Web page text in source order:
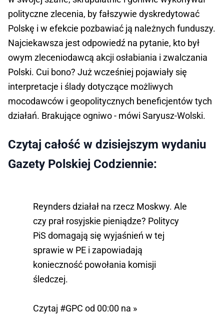
polityczne zlecenia, by fałszywie dyskredytować
Polskę i w efekcie pozbawiać ją należnych funduszy.
Najciekawsza jest odpowiedź na pytanie, kto był
owym zleceniodawcą akcji osłabiania i zwalczania
Polski. Cui bono? Już wcześniej pojawiały się
interpretacje i ślady dotyczące możliwych
mocodawców i geopolitycznych beneficjentów tych
działań. Brakujące ogniwo - mówi Saryusz-Wolski.
Czytaj całość w dzisiejszym wydaniu
Gazety Polskiej Codziennie:
Reynders działał na rzecz Moskwy. Ale
czy prał rosyjskie pieniądze? Politycy
PiS domagają się wyjaśnień w tej
sprawie w PE i zapowiadają
konieczność powołania komisji
śledczej.
Czytaj #GPC od 00:00 na »